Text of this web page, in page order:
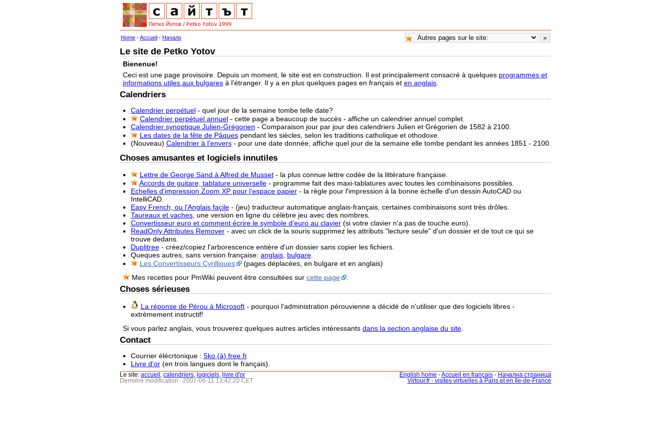
Home -Accueil - Начало
Le site de Petko Yotov
Bienenue!
Ceci est une page provisoire. Depuis un moment, le site est en construction. Il est principalement consacré à quelques programmes et
informations utiles aux bulgaresà l'étranger. Il y a en plus quelques pages en français et en anglais.
Calendriers
Calendrier perpétuel- quel jour de la semaine tombe telle date?
Calendrier perpétuel annuel- cette page a beaucoup de succès - affiche un calendrier annuel complet.
Calendrier synoptique Julien-Grégorien - Comparaison jour par jour des calendriers Julien et Grégorien de 1582 à 2100.
Les dates de la fête de Pâquespendant les siècles, selon les traditions catholique et othodoxe.
(Nouveau) Calendrier à l'envers- pour une date donnée, affiche quel jour de la semaine elle tombe pendant les années 1851 - 2100.
Choses amusantes et logiciels innutiles
Lettre de George Sand à Alfred de Musset- la plus connue lettre codée de la littérature française.
Accords de guitare, tablature universelle- programme fait des maxi-tablatures avec toutes les combinaisons possibles.
Echelles d'impression Zoom XP pour l'espace papier- la règle pour l'impression à la bonne échelle d'un dessin AutoCAD ou
IntelliCAD.
Easy French, ou l'Anglais façile- (jeu) traducteur automatique anglais-français, certaines combinaisons sont très drôles.
Taureaux et vaches, une version en ligne du célèbre jeu avec des nombres.
Convertisseur euro et comment écrire le symbole d'euro au clavier(si votre clavier n'a pas de touche euro).
ReadOnly Attributes Remover- avec un click de la souris supprimez les attributs "lecture seule" d'un dossier et de tout ce qui se
trouve dedans.
Duplitree- créez/copiez l'arborescence entière d'un dossier sans copier les fichiers.
Queques autres, sans version française: anglais, bulgare.
Les Convertisseurs Cyrilliques
(pages déplacées, en bulgare et en anglais)
Mes recettes pour PmWiki peuvent être consultées sur cette page .
Choses sérieuses
La réponse de Pérou à Microsoft- pourquoi l'administration pérouvienne a décidé de n'utiliser que des logiciels libres -
extrèmement instructif!
Si vous parlez anglais, vous trouverez quelques autres articles intéressants dans la section anglaise du site.
Contact
Courrier élécrtonique : 5ko (à) free.fr.
Livre d'or(en trois langues dont le français).
Le site: accueil calendriers logiciels
livre d'or
Dernière modification : 2007-06-11 13:42:20 CET
English home -Accueil en français - Начална страница
Virtour.fr - visites virtuelles à Paris et en Ile-de-France